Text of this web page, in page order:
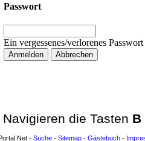
Passwort
Ein vergessenes/verlorenes
die Tasten B
- Suche - Sitemap - Gästebuch -